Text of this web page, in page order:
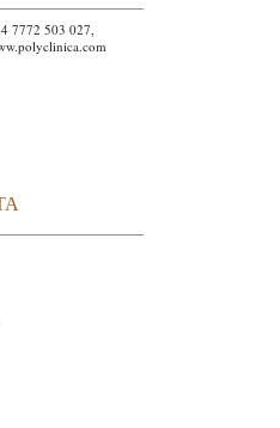
7772 503 027,